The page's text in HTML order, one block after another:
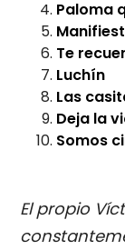
Paloma
Te
Luchín
Las
Deja la
Somos
El propio